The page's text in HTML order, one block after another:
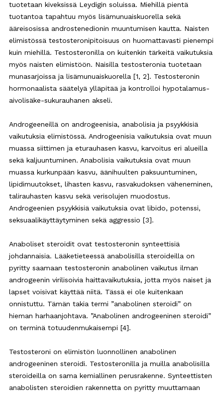
tuotetaan kiveksissä Leydigin soluissa. Miehillä pientä
tuotantoa tapahtuu myös lisämunuaiskuorella sekä
ääreisosissa androstenedionin muuntumisen kautta. Naisten
elimistössä testosteronipitoisuus on huomattavasti pienempi
kuin miehillä. Testosteronilla on kuitenkin tärkeitä vaikutuksia
myös naisten elimistöön. Naisilla testosteronia tuotetaan
munasarjoissa ja lisämunuaiskuorella [1, 2]. Testosteronin
hormonaalista säätelyä ylläpitää ja kontrolloi hypotalamus-
aivolisäke-sukurauhanen akseli.
Androgeeneillä on androgeenisia, anabolisia ja psyykkisiä
vaikutuksia elimistössä. Androgeenisia vaikutuksia ovat muun
muassa siittimen ja eturauhasen kasvu, karvoitus eri alueilla
sekä kaljuuntuminen. Anabolisia vaikutuksia ovat muun
muassa kurkunpään kasvu, äänihuulten paksuuntuminen,
lipidimuutokset, lihasten kasvu, rasvakudoksen väheneminen,
talirauhasten kasvu sekä verisolujen muodostus.
Androgeenien psyykkisiä vaikutuksia ovat libido, potenssi,
seksuaalikäyttäytyminen sekä aggressio [3].
Anaboliset steroidit ovat testosteronin synteettisiä
johdannaisia. Lääketieteessä anabolisilla steroideilla on
pyritty saamaan testosteronin anabolinen vaikutus ilman
androgeenin virilisoivia haittavaikutuksia, jotta myös naiset ja
lapset voisivat käyttää niitä. Tässä ei ole kuitenkaan
onnistuttu. Tämän takia termi ”anabolinen steroidi” on
hieman harhaanjohtava. ”Anabolinen androgeeninen steroidi”
on terminä totuudenmukaisempi [4].
Testosteroni on elimistön luonnollinen anabolinen
androgeeninen steroidi. Testosteronilla ja muilla anabolisilla
steroideilla on sama kemiallinen perusrakenne. Synteettisten
anabolisten steroidien rakennetta on pyritty muuttamaan